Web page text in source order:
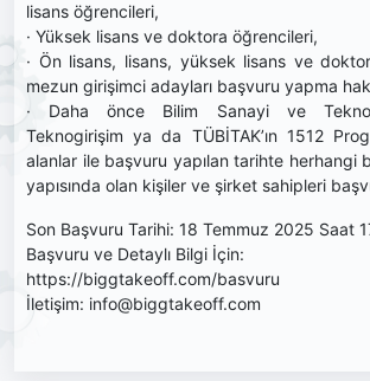
lisans öğrencileri,
· Yüksek lisans ve doktora öğrencileri,
· Ön lisans, lisans, yüksek lisans ve
mezun girişimci adayları başvuru yapma
· Daha önce Bilim Sanayi ve Teknoloji
Teknogirişim ya da TÜBİTAK’ın 1512
alanlar ile başvuru yapılan tarihte herhangi
yapısında olan kişiler ve şirket sahipleri
Son Başvuru Tarihi: 18 Temmuz 2025 Saat
Başvuru ve Detaylı Bilgi İçin:
https://biggtakeoff.com/basvuru
İletişim: info@biggtakeoff.com